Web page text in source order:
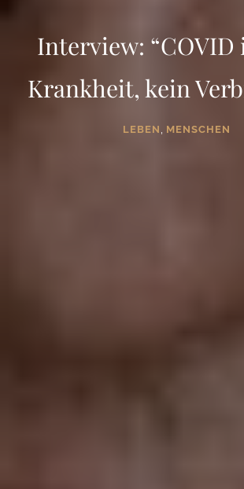
Interview: “COVID
Krankheit, kein
LEBEN MENSCHEN